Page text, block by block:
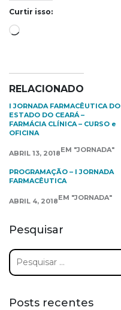
Curtir isso:
Carregando...
RELACIONADO
I JORNADA FARMACÊUTICA DO
ESTADO DO CEARÁ –
FARMÁCIA CLÍNICA – CURSO e
OFICINA
ABRIL 13, 2018EM "JORNADA"
PROGRAMAÇÃO – I JORNADA
FARMACÊUTICA
ABRIL 4, 2018EM "JORNADA"
Pesquisar
Pesquisar
por:
Posts recentes